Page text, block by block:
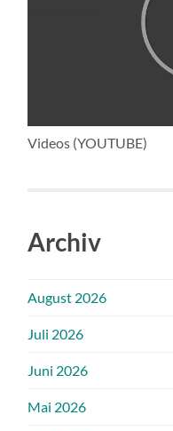
Videos (YOUTUBE)
Archiv
August 2026
Juli 2026
Juni 2026
Mai 2026